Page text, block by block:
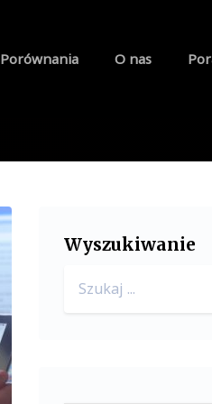
Porównania O nas
Wyszukiwanie
for: